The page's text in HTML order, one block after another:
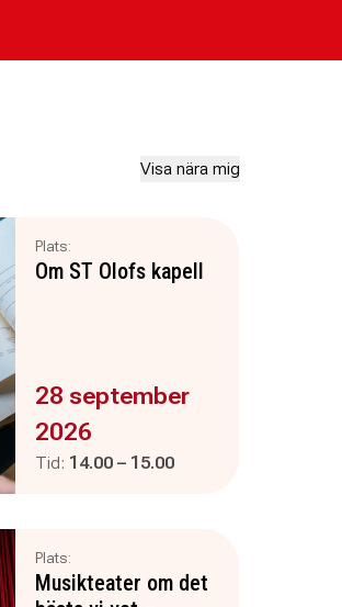
Visa nära mig
Plats:
Om ST Olofs kapell
Evenemanget är :
28 september
2026
Tid: Pågår mellan
14.00– och
15.00
Plats:
Musikteater om det